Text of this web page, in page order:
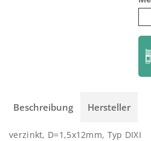
Beschreibung Hersteller
verzinkt, D=1,5x12mm, Typ DIXI